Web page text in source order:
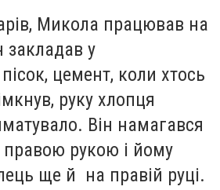
Микола працював на
закладав у
цемент, коли хтось
руку хлопця
Він намагався
правою рукою і йому
ще й на правій руці.